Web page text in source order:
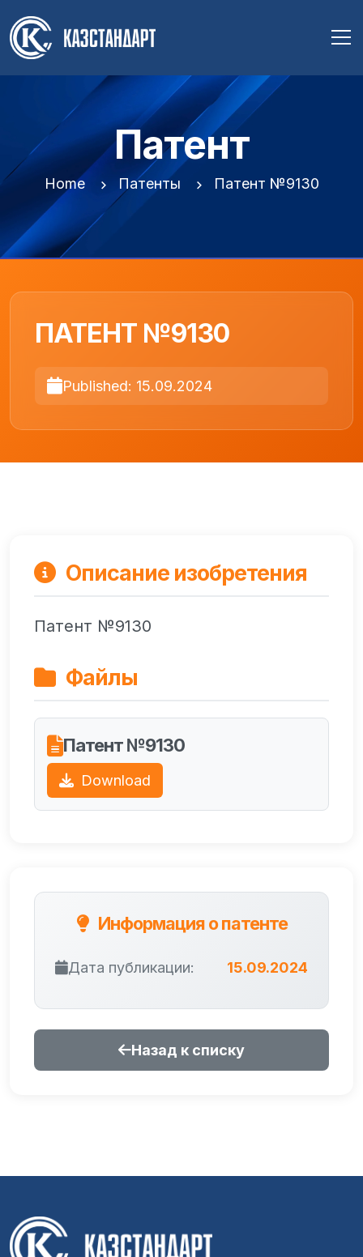
Патент
Home Патенты Патент №9130
ПАТЕНТ №9130
Published: 15.09.2024
Описание изобретения
Патент №9130
Файлы
Патент №9130
Download
Информация о патенте
Дата публикации: 15.09.2024
Назад к списку